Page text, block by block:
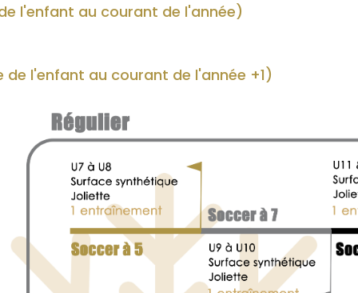
l'enfant au courant de l'année)
l'enfant au courant de l'année +1)